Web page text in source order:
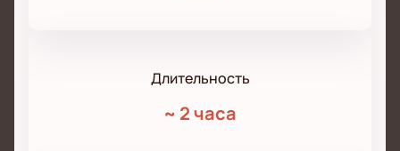
Длительность
~ 2 часа